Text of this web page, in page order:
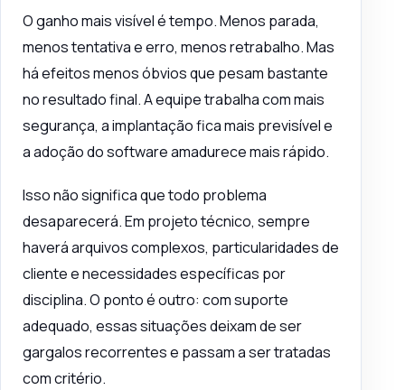
O ganho mais visível é tempo. Menos parada,
menos tentativa e erro, menos retrabalho. Mas
há efeitos menos óbvios que pesam bastante
no resultado final. A equipe trabalha com mais
segurança, a implantação fica mais previsível e
a adoção do software amadurece mais rápido.
Isso não significa que todo problema
desaparecerá. Em projeto técnico, sempre
haverá arquivos complexos, particularidades de
cliente e necessidades específicas por
disciplina. O ponto é outro: com suporte
adequado, essas situações deixam de ser
gargalos recorrentes e passam a ser tratadas
com critério.